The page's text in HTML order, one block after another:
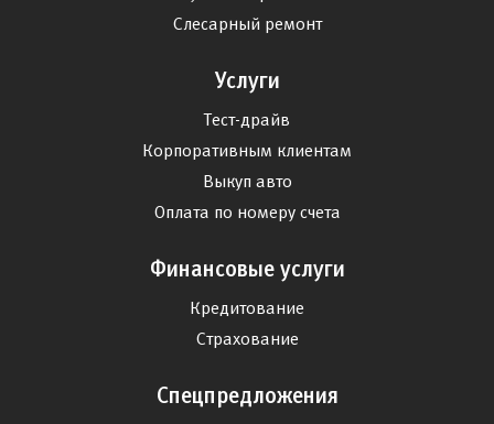
Слесарный ремонт
Услуги
Тест-драйв
Корпоративным клиентам
Выкуп авто
Оплата по номеру счета
Финансовые услуги
Кредитование
Страхование
Спецпредложения